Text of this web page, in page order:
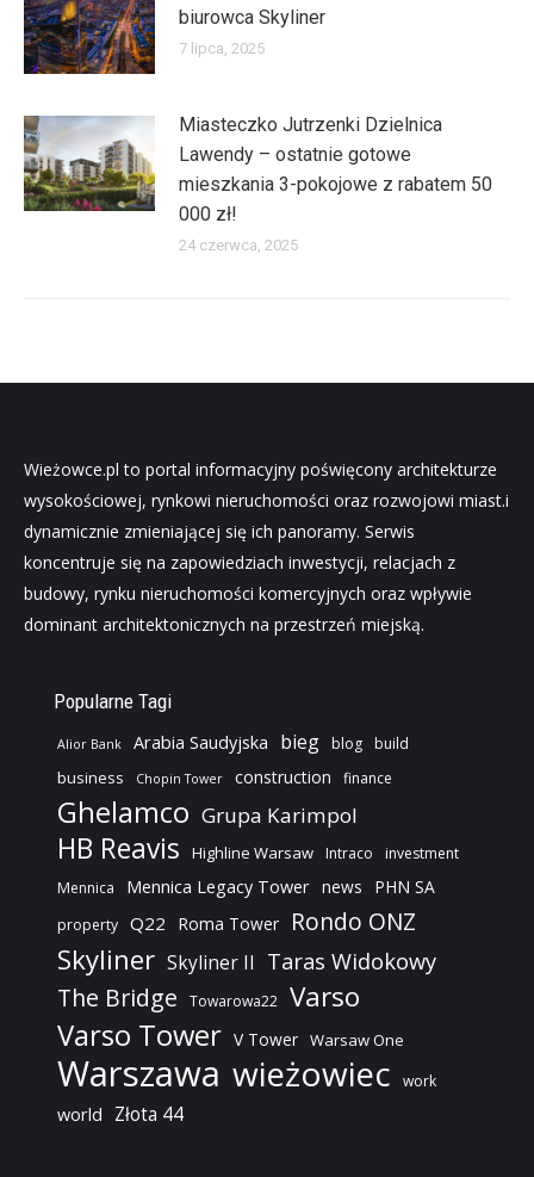
biurowca Skyliner
7 lipca, 2025
Miasteczko Jutrzenki Dzielnica
Lawendy – ostatnie gotowe
mieszkania 3-pokojowe z rabatem 50
000 zł!
24 czerwca, 2025
Wieżowce.pl to portal informacyjny poświęcony architekturze
wysokościowej, rynkowi nieruchomości oraz rozwojowi miast.i
dynamicznie zmieniającej się ich panoramy. Serwis
koncentruje się na zapowiedziach inwestycji, relacjach z
budowy, rynku nieruchomości komercyjnych oraz wpływie
dominant architektonicznych na przestrzeń miejską.
Popularne Tagi
Alior Bank Arabia Saudyjska bieg blog build
business Chopin Tower construction finance
Ghelamco Grupa Karimpol
HB Reavis Highline Warsaw Intraco
investment
Mennica
Mennica Legacy Tower news PHN SA
property Q22 Roma Tower Rondo ONZ
Skyliner Skyliner II Taras Widokowy
The Bridge Towarowa22 Varso
Varso Tower V Tower Warsaw One
Warszawa wieżowiec work
world Złota 44